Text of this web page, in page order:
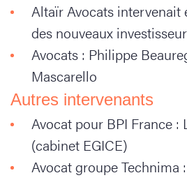
Altaïr Avocats intervenait
des nouveaux
Avocats : Philippe
Mascarello
Autres intervenants
Avocat pour BPI France :
(cabinet EGICE)
Avocat groupe Technima